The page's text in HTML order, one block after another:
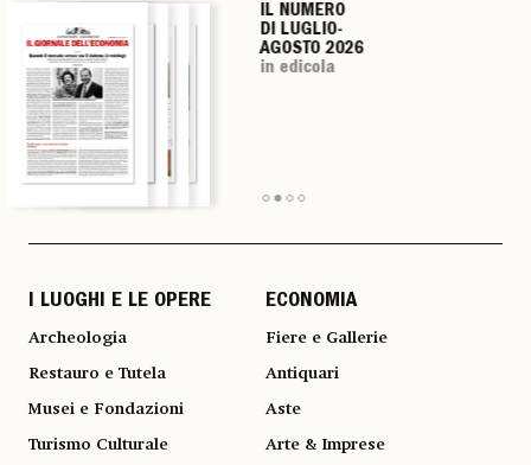
IL NUMERO
DI LUGLIO-
AGOSTO 2026
in edicola
IL NUMERO
DI LUGLIO-
AGOSTO 2026
in edicola
IL NUMERO
DI LUGLIO-
AGOSTO 2026
in edicola
IL NUMERO
DI LUGLIO-
AGOSTO 2026
in edicola
I LUOGHI E LE OPERE
Archeologia
Restauro e Tutela
Musei e Fondazioni
Turismo Culturale
ECONOMIA
Fiere e Gallerie
Antiquari
Aste
Arte & Imprese